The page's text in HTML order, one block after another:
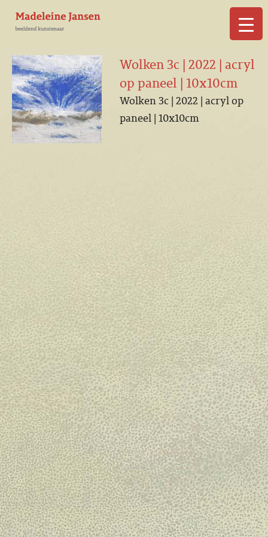
Wolken 3c | 2022 | acryl
op paneel | 10x10cm
Wolken 3c | 2022 | acryl op
paneel | 10x10cm
▼